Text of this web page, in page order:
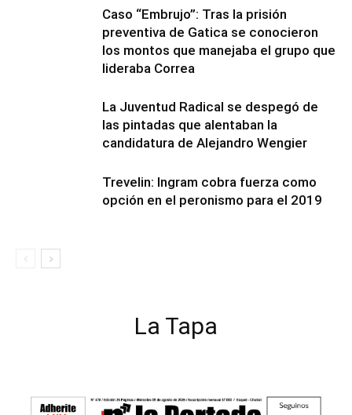
Caso “Embrujo”: Tras la prisión
preventiva de Gatica se conocieron
los montos que manejaba el grupo que
lideraba Correa
La Juventud Radical se despegó de
las pintadas que alentaban la
candidatura de Alejandro Wengier
Trevelin: Ingram cobra fuerza como
opción en el peronismo para el 2019
La Tapa